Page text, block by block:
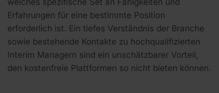
welches spezifische Set an Fähigkeiten und
Erfahrungen für eine bestimmte Position
erforderlich ist. Ein tiefes Verständnis der Branche
sowie bestehende Kontakte zu hochqualifizierten
Interim Managern sind ein unschätzbarer Vorteil,
den kostenfreie Plattformen so nicht bieten können.